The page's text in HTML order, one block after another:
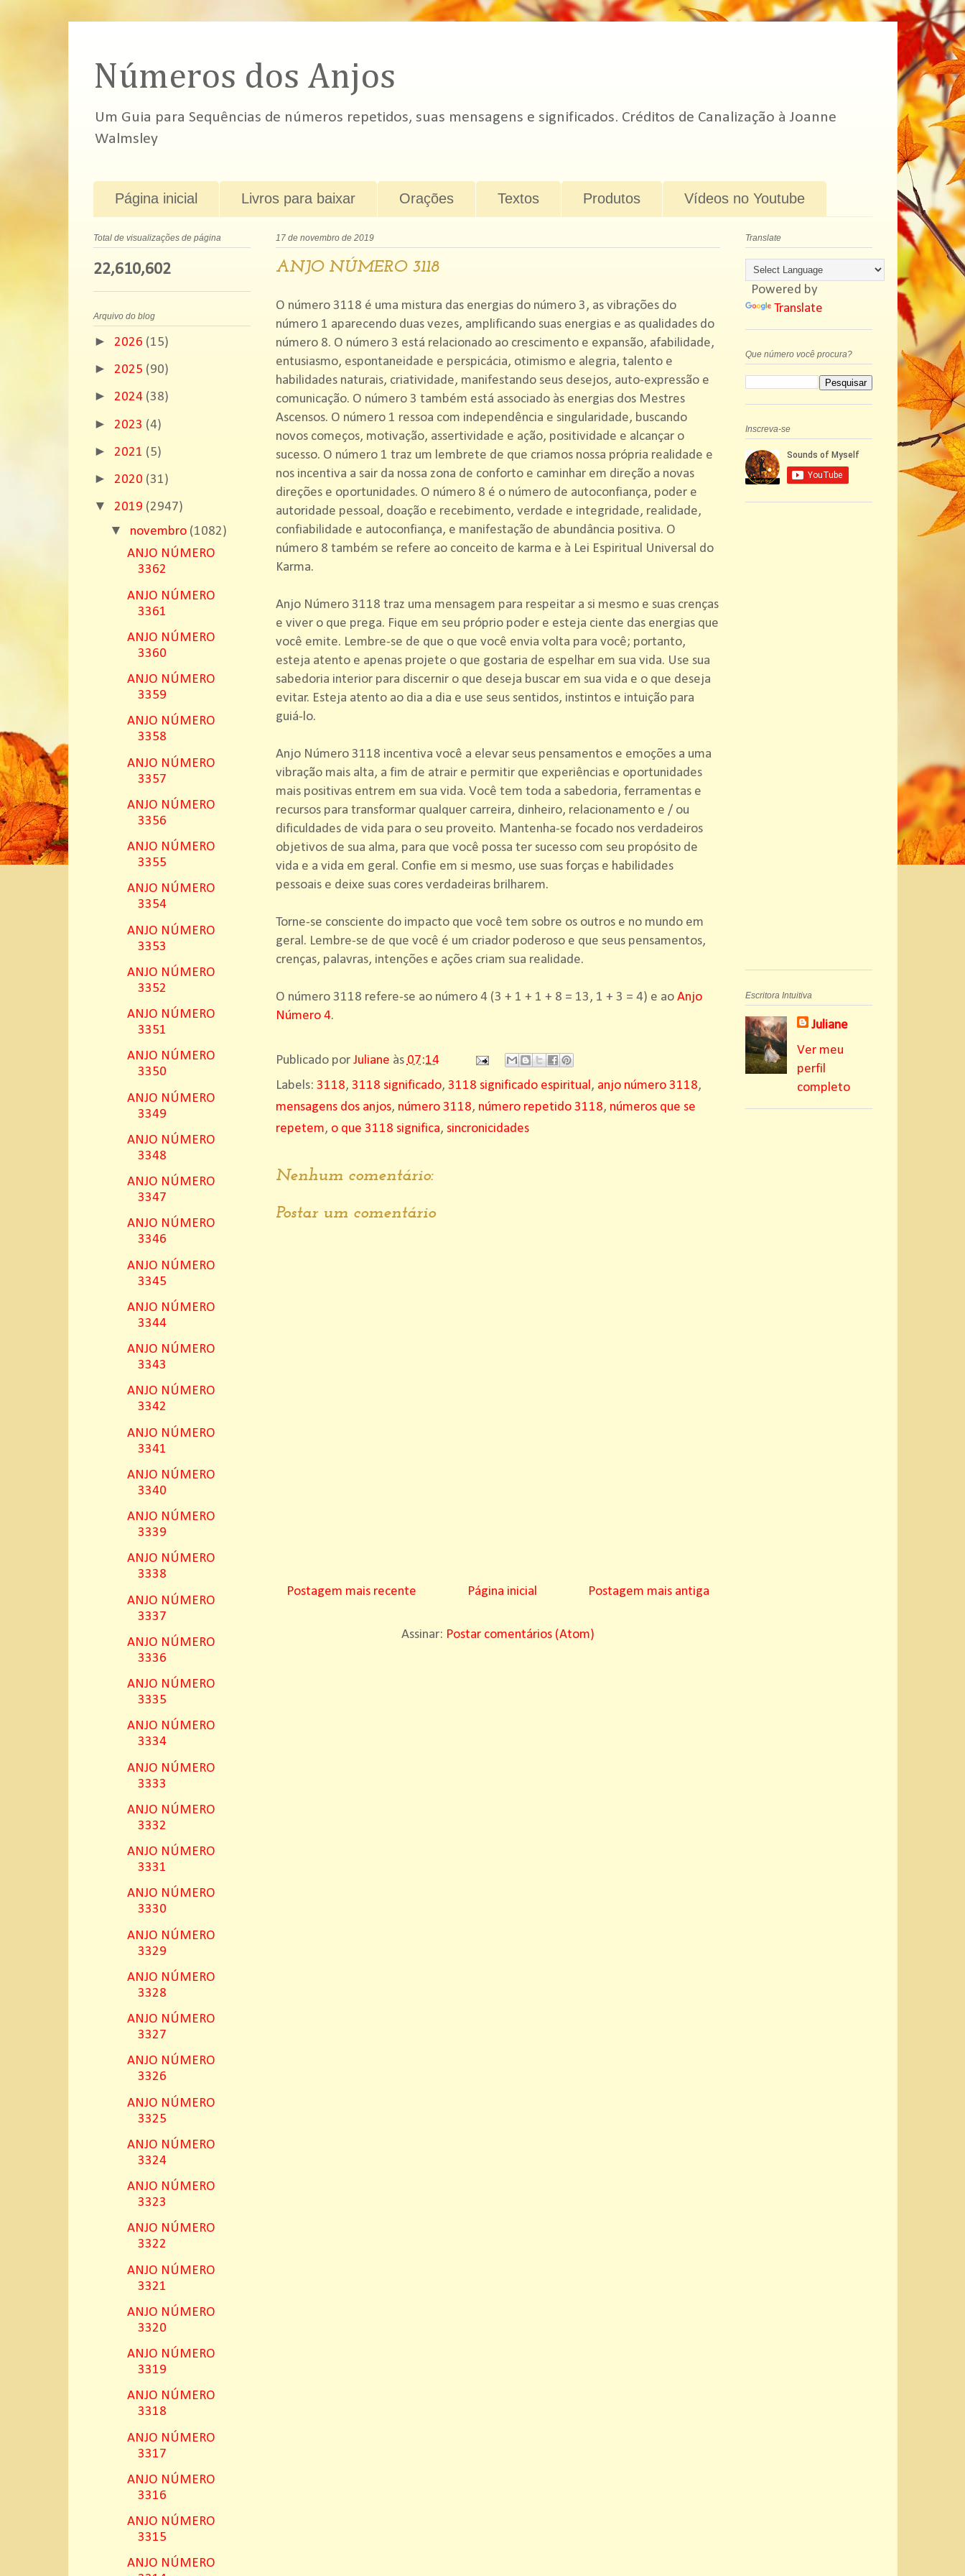
Números dos Anjos
Um Guia para Sequências de números repetidos, suas mensagens e significados. Créditos de Canalização à Joanne
Walmsley
Página inicial Livros para baixar Orações Textos Produtos Vídeos no Youtube
17 de novembro de 2019
ANJO NÚMERO 3118
O número 3118 é uma mistura das energias do número 3, as vibrações do
número 1 aparecendo duas vezes, amplificando suas energias e as qualidades do
número 8. O número 3 está relacionado ao crescimento e expansão, afabilidade,
entusiasmo, espontaneidade e perspicácia, otimismo e alegria, talento e
habilidades naturais, criatividade, manifestando seus desejos, auto-expressão e
comunicação. O número 3 também está associado às energias dos Mestres
Ascensos. O número 1 ressoa com independência e singularidade, buscando
novos começos, motivação, assertividade e ação, positividade e alcançar o
sucesso. O número 1 traz um lembrete de que criamos nossa própria realidade e
nos incentiva a sair da nossa zona de conforto e caminhar em direção a novas
direções e oportunidades. O número 8 é o número de autoconfiança, poder e
autoridade pessoal, doação e recebimento, verdade e integridade, realidade,
confiabilidade e autoconfiança, e manifestação de abundância positiva. O
número 8 também se refere ao conceito de karma e à Lei Espiritual Universal do
Karma.
Anjo Número 3118 traz uma mensagem para respeitar a si mesmo e suas crenças
e viver o que prega. Fique em seu próprio poder e esteja ciente das energias que
você emite. Lembre-se de que o que você envia volta para você; portanto,
esteja atento e apenas projete o que gostaria de espelhar em sua vida. Use sua
sabedoria interior para discernir o que deseja buscar em sua vida e o que deseja
evitar. Esteja atento ao dia a dia e use seus sentidos, instintos e intuição para
guiá-lo.
Anjo Número 3118 incentiva você a elevar seus pensamentos e emoções a uma
vibração mais alta, a fim de atrair e permitir que experiências e oportunidades
mais positivas entrem em sua vida. Você tem toda a sabedoria, ferramentas e
recursos para transformar qualquer carreira, dinheiro, relacionamento e / ou
dificuldades de vida para o seu proveito. Mantenha-se focado nos verdadeiros
objetivos de sua alma, para que você possa ter sucesso com seu propósito de
vida e a vida em geral. Confie em si mesmo, use suas forças e habilidades
pessoais e deixe suas cores verdadeiras brilharem.
Torne-se consciente do impacto que você tem sobre os outros e no mundo em
geral. Lembre-se de que você é um criador poderoso e que seus pensamentos,
crenças, palavras, intenções e ações criam sua realidade.
O número 3118 refere-se ao número 4 (3 + 1 + 1 + 8 = 13, 1 + 3 = 4) e ao Anjo
Número 4.
Publicado por Juliane às 07:14
Labels: 3118, 3118 significado, 3118 significado espiritual , anjo número 3118,
mensagens dos anjos, número 3118, número repetido 3118, números que se
repetem, o que 3118 significa, sincronicidades
Nenhum comentário:
Postar um comentário
Postagem mais recente Postagem mais antiga
Página inicial
Assinar: Postar comentários (Atom)
Total de visualizações de página
22,610,602
Arquivo do blog
► 2026 (15)
► 2025 (90)
► 2024 (38)
► 2023 (4)
► 2021 (5)
► 2020 (31)
▼ 2019 (2947)
▼ novembro (1082)
ANJO NÚMERO
3362
ANJO NÚMERO
3361
ANJO NÚMERO
3360
ANJO NÚMERO
3359
ANJO NÚMERO
3358
ANJO NÚMERO
3357
ANJO NÚMERO
3356
ANJO NÚMERO
3355
ANJO NÚMERO
3354
ANJO NÚMERO
3353
ANJO NÚMERO
3352
ANJO NÚMERO
3351
ANJO NÚMERO
3350
ANJO NÚMERO
3349
ANJO NÚMERO
3348
ANJO NÚMERO
3347
ANJO NÚMERO
3346
ANJO NÚMERO
3345
ANJO NÚMERO
3344
ANJO NÚMERO
3343
ANJO NÚMERO
3342
ANJO NÚMERO
3341
ANJO NÚMERO
3340
ANJO NÚMERO
3339
ANJO NÚMERO
3338
ANJO NÚMERO
3337
ANJO NÚMERO
3336
ANJO NÚMERO
3335
ANJO NÚMERO
3334
ANJO NÚMERO
3333
ANJO NÚMERO
3332
ANJO NÚMERO
3331
ANJO NÚMERO
3330
ANJO NÚMERO
3329
ANJO NÚMERO
3328
ANJO NÚMERO
3327
ANJO NÚMERO
3326
ANJO NÚMERO
3325
ANJO NÚMERO
3324
ANJO NÚMERO
3323
ANJO NÚMERO
3322
ANJO NÚMERO
3321
ANJO NÚMERO
3320
ANJO NÚMERO
3319
ANJO NÚMERO
3318
ANJO NÚMERO
3317
ANJO NÚMERO
3316
ANJO NÚMERO
3315
ANJO NÚMERO
Translate
Powered by
Translate
Que número você procura?
Inscreva-se
Escritora Intuitiva
Juliane
Ver meu
perfil
completo